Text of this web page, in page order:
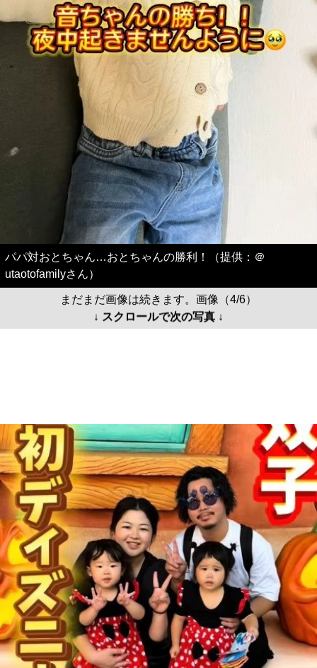
パパ対おとちゃん…おとちゃんの勝利！（提供：＠
utaotofamilyさん）
まだまだ画像は続きます。画像（4/6）
↓ スクロールで次の写真 ↓